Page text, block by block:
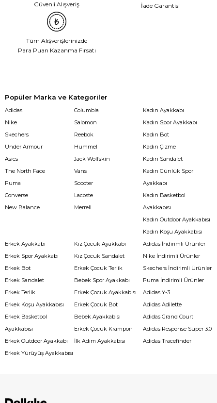
Güvenli Alışveriş
İade Garantisi
Tüm Alışverişlerinizde
Para Puan Kazanma Fırsatı
Popüler Marka ve Kategoriler
Adidas
Nike
Skechers
Under Armour
Asics
The North Face
Puma
Converse
New Balance
Columbia
Salomon
Reebok
Hummel
Jack Wolfskin
Vans
Scooter
Lacoste
Merrell
Kadın Ayakkabı
Kadın Spor Ayakkabı
Kadın Bot
Kadın Çizme
Kadın Sandalet
Kadın Günlük Spor
Ayakkabı
Kadın Basketbol
Ayakkabısı
Kadın Outdoor Ayakkabısı
Kadın Koşu Ayakkabısı
Erkek Ayakkabı
Erkek Spor Ayakkabı
Erkek Bot
Erkek Sandalet
Erkek Terlik
Erkek Koşu Ayakkabısı
Erkek Basketbol
Ayakkabısı
Erkek Outdoor Ayakkabı
Erkek Yürüyüş Ayakkabısı
Kız Çocuk Ayakkabı
Kız Çocuk Sandalet
Erkek Çocuk Terlik
Bebek Spor Ayakkabı
Erkek Çocuk Ayakkabısı
Erkek Çocuk Bot
Bebek Ayakkabısı
Erkek Çocuk Krampon
İlk Adım Ayakkabısı
Adidas İndirimli Ürünler
Nike İndirimli Ürünler
Skechers İndirimli Ürünler
Puma İndirimli Ürünler
Adidas Y-3
Adidas Adilette
Adidas Grand Court
Adidas Response Super 3.0
Adidas Tracefinder